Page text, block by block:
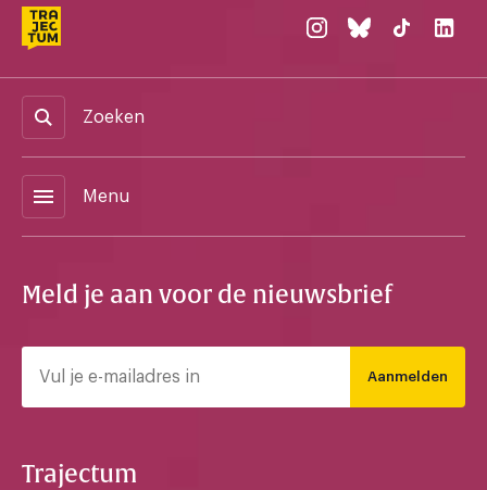
Zoeken
menu Menu
Meld je aan voor de nieuwsbrief
Aanmelden
Trajectum